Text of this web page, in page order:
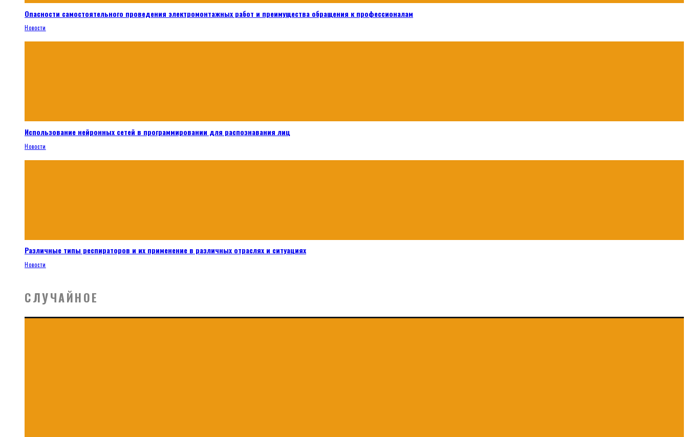
Опасности самостоятельного проведения электромонтажных работ и преимущества обращения к профессионалам
Новости
Использование нейронных сетей в программировании для распознавания лиц
Новости
Различные типы респираторов и их применение в различных отраслях и ситуациях
Новости
СЛУЧАЙНОЕ